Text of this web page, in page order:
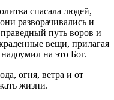
спасала людей,
разворачивались и
путь воров и
вещи, прилагая
на это Бог.
огня, ветра и от
жизни.